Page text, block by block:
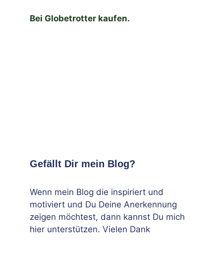
Bei Globetrotter kaufen.
Gefällt Dir mein Blog?
Wenn mein Blog die inspiriert und
motiviert und Du Deine Anerkennung
zeigen möchtest, dann kannst Du mich
hier unterstützen. Vielen Dank